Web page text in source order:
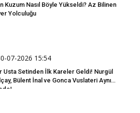
Kuzum Nasıl Böyle Yükseldi? Az Bilinen
Yolculuğu
07-2026 15:54
Usta Setinden İlk Kareler Geldi! Nurgül
Bülent İnal ve Gonca Vuslateri Aynı